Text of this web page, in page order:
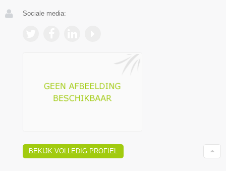
Sociale media:
BEKIJK VOLLEDIG PROFIEL